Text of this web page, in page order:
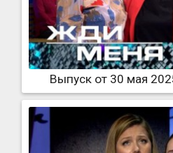
Выпуск от 30 мая